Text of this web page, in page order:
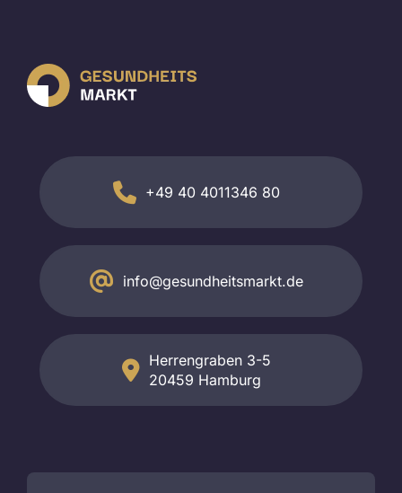
+49 40 4011346 80
info@gesundheitsmarkt.de
Herrengraben 3-5
20459 Hamburg